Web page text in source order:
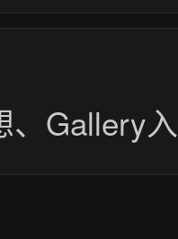
、Gallery